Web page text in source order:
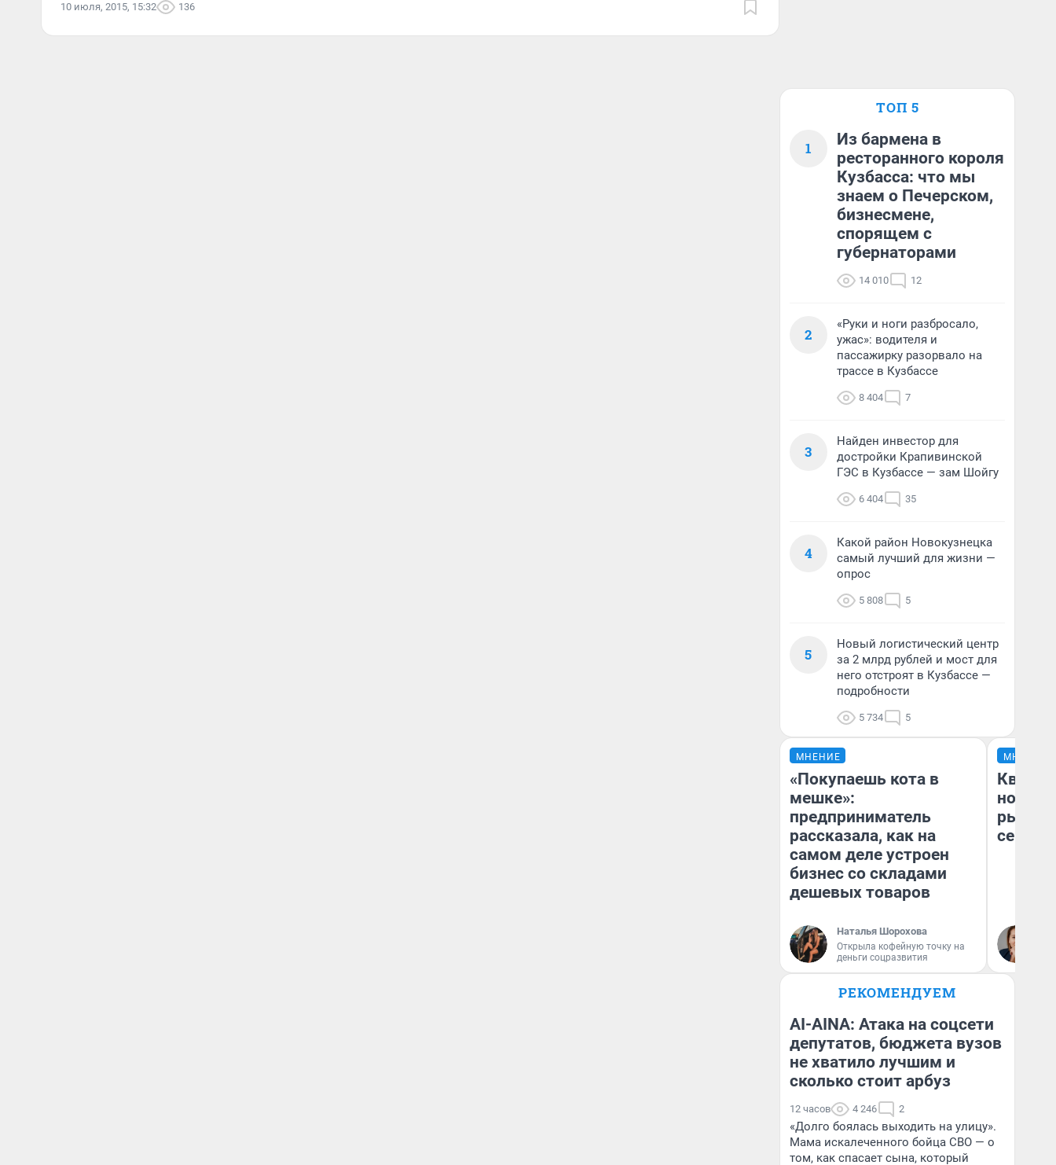
10 июля, 2015, 15:32 136
ТОП 5
1
Из бармена в
ресторанного короля
Кузбасса: что мы
знаем о Печерском,
бизнесмене,
спорящем с
губернаторами
14 010 12
2
«Руки и ноги разбросало,
ужас»: водителя и
пассажирку разорвало на
трассе в Кузбассе
8 404 7
3
Найден инвестор для
достройки Крапивинской
ГЭС в Кузбассе — зам Шойгу
6 404 35
4
Какой район Новокузнецка
самый лучший для жизни —
опрос
5 808 5
5
Новый логистический центр
за 2 млрд рублей и мост для
него отстроят в Кузбассе —
подробности
5 734 5
МНЕНИЕ
«Покупаешь кота в
мешке»:
предприниматель
рассказала, как на
самом деле устроен
бизнес со складами
дешевых товаров
Наталья Шорохова
Открыла кофейную точку на
деньги соцразвития
МНЕНИЕ
но
рынок
РЕКОМЕНДУЕМ
AI-AINA: Атака на соцсети
депутатов, бюджета вузов
не хватило лучшим и
сколько стоит арбуз
12 часов 4 246 2
«Долго боялась выходить на улицу».
Мама искалеченного бойца СВО — о
том, как спасает сына, который